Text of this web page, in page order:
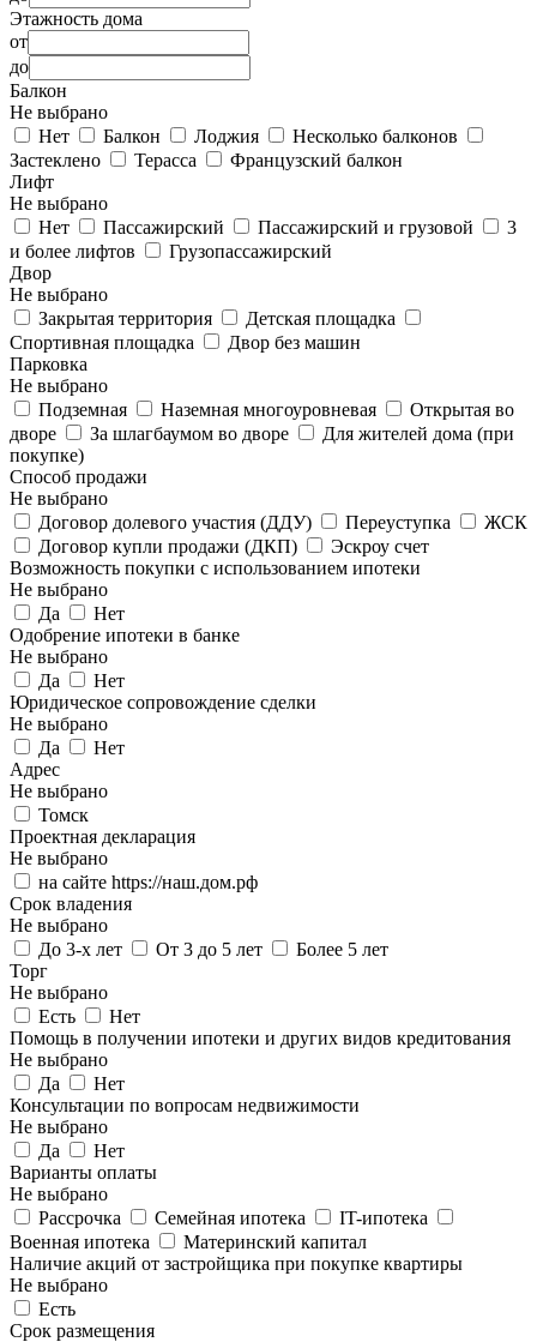
Этажность дома
от
до
Балкон
Не выбрано
Нет
Балкон Лоджия
Несколько балконов
Застеклено
Терасса
Французский балкон
Лифт
Не выбрано
Нет
Пассажирский Пассажирский и грузовой
3
и более лифтов
Грузопассажирский
Двор
Не выбрано
Закрытая территория
Детская площадка
Спортивная площадка
Двор без машин
Парковка
Не выбрано
Подземная
Наземная многоуровневая
Открытая во
дворе
За шлагбаумом во дворе
Для жителей дома (при
покупке)
Способ продажи
Не выбрано
Договор долевого участия (ДДУ)
Переуступка
ЖСК
Договор купли продажи (ДКП)
Эскроу счет
Возможность покупки с использованием ипотеки
Не выбрано
Да
Нет
Одобрение ипотеки в банке
Не выбрано
Да
Нет
Юридическое сопровождение сделки
Не выбрано
Да
Нет
Адрес
Не выбрано
Томск
Проектная декларация
Не выбрано
на сайте https://наш.дом.рф
Срок владения
Не выбрано
До 3-х лет
От 3 до 5 лет
Более 5 лет
Торг
Не выбрано
Есть
Нет
Помощь в получении ипотеки и других видов кредитования
Не выбрано
Да
Нет
Консультации по вопросам недвижимости
Не выбрано
Да
Нет
Варианты оплаты
Не выбрано
Рассрочка
Семейная ипотека
IT-ипотека
Военная ипотека
Материнский капитал
Наличие акций от застройщика при покупке квартиры
Не выбрано
Есть
Срок размещения